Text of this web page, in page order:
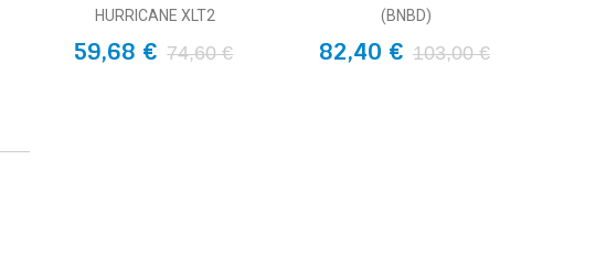
HURRICANE XLT2
59,68 € 74,60 €
(BNBD)
82,40 € 103,00 €